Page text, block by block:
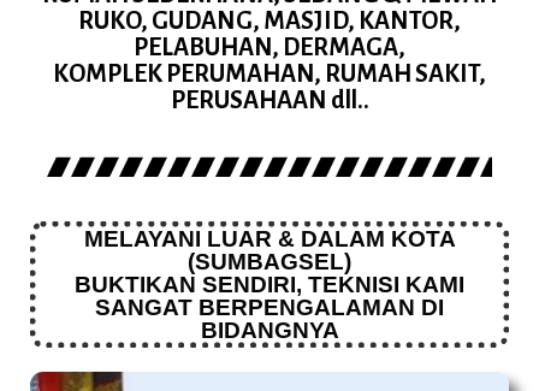
RUKO, GUDANG, MASJID, KANTOR,
PELABUHAN, DERMAGA,
KOMPLEK PERUMAHAN, RUMAH SAKIT,
PERUSAHAAN dll..
MELAYANI LUAR & DALAM KOTA
(SUMBAGSEL)
BUKTIKAN SENDIRI, TEKNISI KAMI
SANGAT BERPENGALAMAN DI
BIDANGNYA